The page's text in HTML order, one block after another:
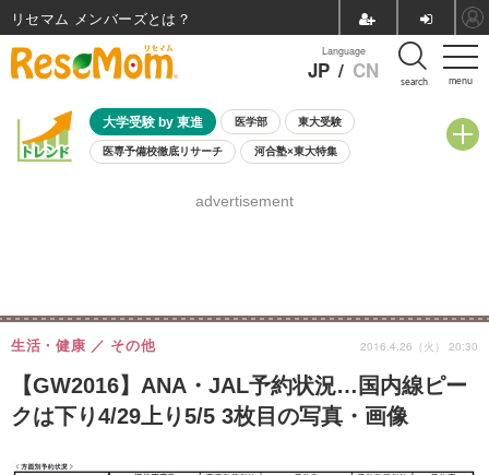
menu
Language
JP / CN search
大学受験 by 東進 医学部 東大受験
医専予備校徹底リサーチ 河合塾×東大特集
8月開催学校説明会・相談会
advertisement
【GW2016】ANA・JAL予約状況…国内線ピー
クは下り4/29上り5/5 3枚目の写真・画像
生活・健康 その他 2016.4.26（火） 20:30
リセマム メンバーズ